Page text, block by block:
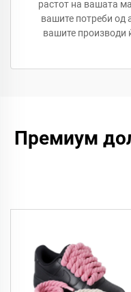
растот на вашата
вашите потреби од
вашите производи
Премиум